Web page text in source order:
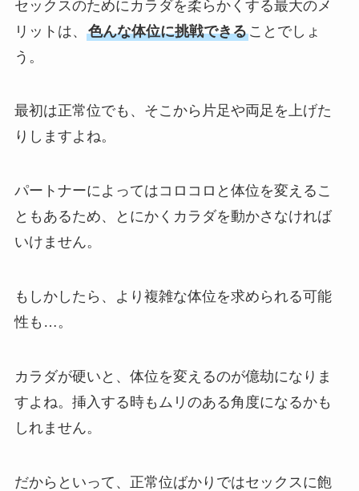
セックスのためにカラダを柔らかくする最大のメ
リットは、 色んな体位に挑戦できることでしょ
う。
最初は正常位でも、そこから片足や両足を上げた
りしますよね。
パートナーによってはコロコロと体位を変えるこ
ともあるため、とにかくカラダを動かさなければ
いけません。
もしかしたら、より複雑な体位を求められる可能
性も…。
カラダが硬いと、体位を変えるのが億劫になりま
すよね。挿入する時もムリのある角度になるかも
しれません。
だからといって、正常位ばかりではセックスに飽